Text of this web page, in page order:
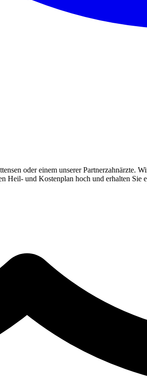
oder einem unserer Partnerzahnärzte.
und Kostenplan hoch und erhalten Sie